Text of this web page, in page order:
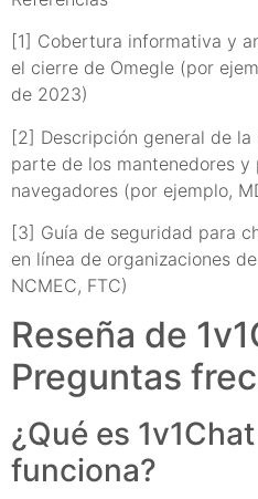
[1] Cobertura informativa y
el cierre de Omegle (por
de 2023)
[2] Descripción general de
parte de los mantenedores y
navegadores (por ejemplo,
[3] Guía de seguridad para
en línea de organizaciones
NCMEC, FTC)
Reseña de
Preguntas
¿Qué es
funciona?